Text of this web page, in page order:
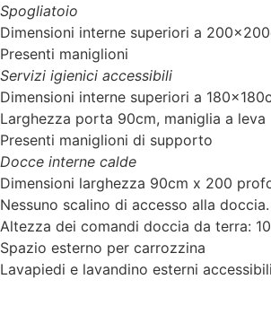
Spogliatoio
Dimensioni interne superiori a
Presenti maniglioni
Servizi igienici accessibili
Dimensioni interne superiori a
Larghezza porta 90cm, maniglia a leva
Presenti maniglioni di supporto
Docce interne calde
Dimensioni larghezza 90cm x 200
Nessuno scalino di accesso alla doccia.
Altezza dei comandi doccia da terra:
Spazio esterno per carrozzina
Lavapiedi e lavandino esterni accessibili